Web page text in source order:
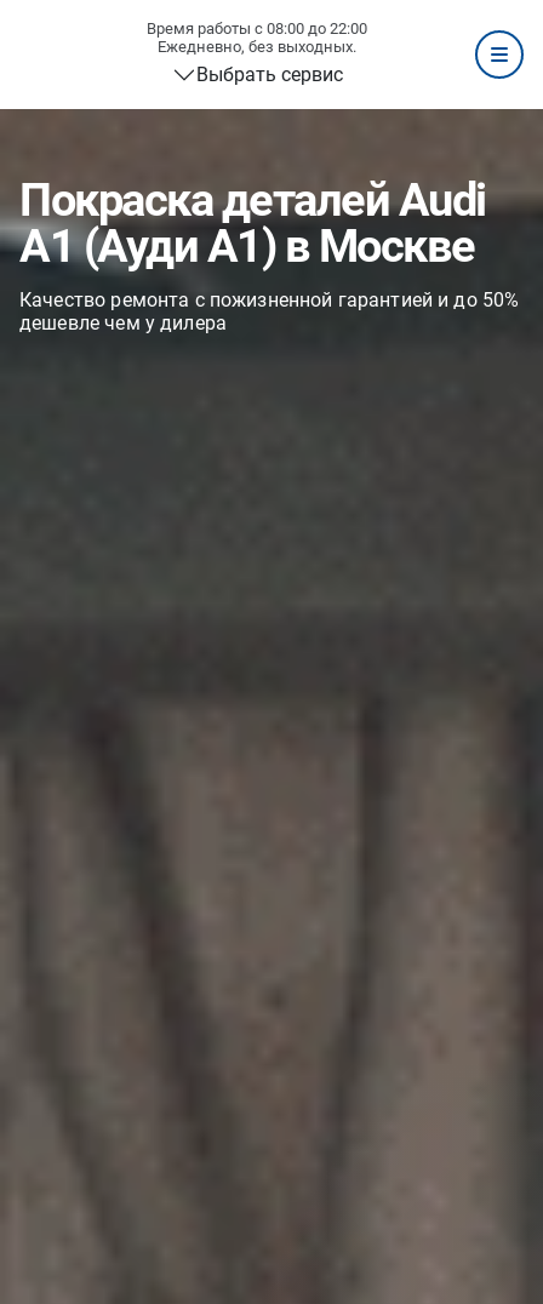
Время работы с 08:00 до 22:00
Ежедневно, без выходных.
Выбрать сервис
Покраска деталей Audi
A1 (Ауди А1) в Москве
Качество ремонта с пожизненной гарантией и до 50%
дешевле чем у дилера